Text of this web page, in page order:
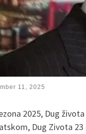
11, 2025
2025, Dug
Dug Zivota